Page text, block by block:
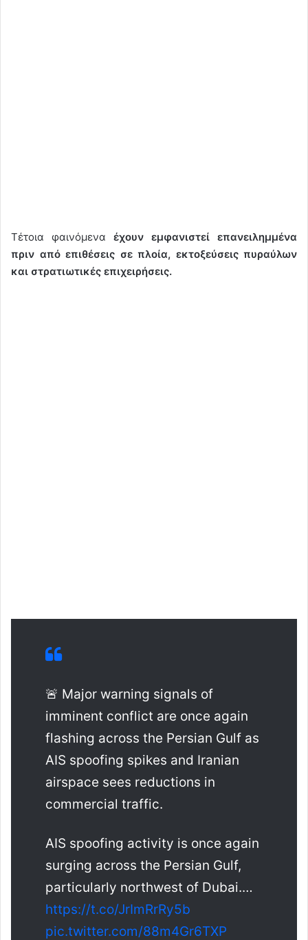
Τέτοια φαινόμενα έχουν εμφανιστεί επανειλημμένα
πριν από επιθέσεις σε πλοία, εκτοξεύσεις πυραύλων
και στρατιωτικές επιχειρήσεις.
🚨 Major warning signals of
imminent conflict are once again
flashing across the Persian Gulf as
AIS spoofing spikes and Iranian
airspace sees reductions in
commercial traffic.
AIS spoofing activity is once again
surging across the Persian Gulf,
particularly northwest of Dubai.…
https://t.co/JrImRrRy5b
pic.twitter.com/88m4Gr6TXP